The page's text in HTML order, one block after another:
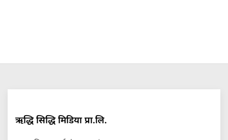
ऋद्धि सिद्धि मिडिया प्रा.लि.